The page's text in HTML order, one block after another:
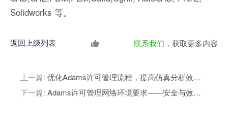
Solidworks 等。
返回上级列表 联系我们 ，获取更多内容
上一篇:
优化Adams许可管理流程，提高仿真分析效率与合规性
下一篇:
Adams许可管理网络环境要求——安全与效率的完美结合